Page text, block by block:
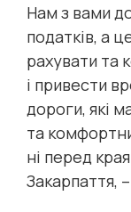
Нам з вами
податків, а
рахувати та
і привести
дороги, які
та
ні перед
Закарпаття,